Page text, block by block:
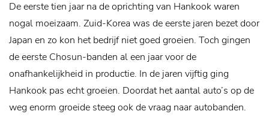
De eerste tien jaar na de oprichting van Hankook waren
nogal moeizaam. Zuid-Korea was de eerste jaren bezet door
Japan en zo kon het bedrijf niet goed groeien. Toch gingen
de eerste Chosun-banden al een jaar voor de
onafhankelijkheid in productie. In de jaren vijftig ging
Hankook pas echt groeien. Doordat het aantal auto’s op de
weg enorm groeide steeg ook de vraag naar autobanden.